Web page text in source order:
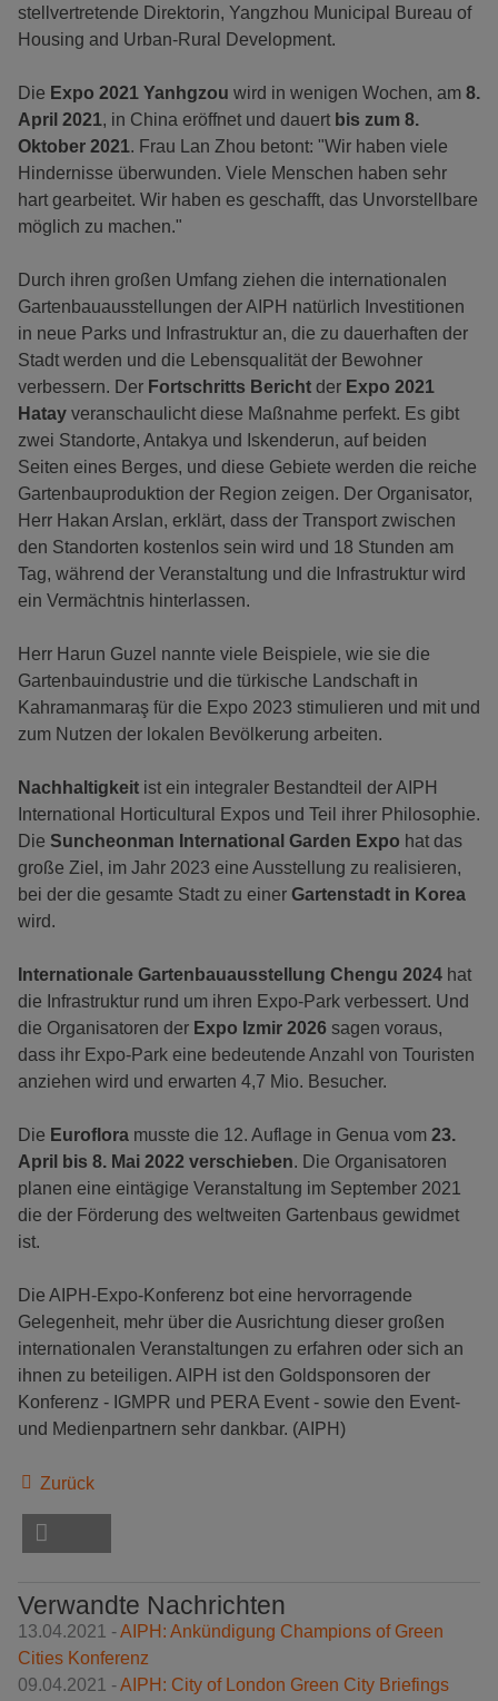
stellvertretende Direktorin, Yangzhou Municipal Bureau of
Housing and Urban-Rural Development.
Die Expo 2021 Yanhgzou wird in wenigen Wochen, am 8.
April 2021, in China eröffnet und dauert bis zum 8.
Oktober 2021. Frau Lan Zhou betont: "Wir haben viele
Hindernisse überwunden. Viele Menschen haben sehr
hart gearbeitet. Wir haben es geschafft, das Unvorstellbare
möglich zu machen."
Durch ihren großen Umfang ziehen die internationalen
Gartenbauausstellungen der AIPH natürlich Investitionen
in neue Parks und Infrastruktur an, die zu dauerhaften der
Stadt werden und die Lebensqualität der Bewohner
verbessern. Der Fortschritts Bericht der Expo 2021
Hatay veranschaulicht diese Maßnahme perfekt. Es gibt
zwei Standorte, Antakya und Iskenderun, auf beiden
Seiten eines Berges, und diese Gebiete werden die reiche
Gartenbauproduktion der Region zeigen. Der Organisator,
Herr Hakan Arslan, erklärt, dass der Transport zwischen
den Standorten kostenlos sein wird und 18 Stunden am
Tag, während der Veranstaltung und die Infrastruktur wird
ein Vermächtnis hinterlassen.
Herr Harun Guzel nannte viele Beispiele, wie sie die
Gartenbauindustrie und die türkische Landschaft in
Kahramanmaraş für die Expo 2023 stimulieren und mit und
zum Nutzen der lokalen Bevölkerung arbeiten.
Nachhaltigkeit ist ein integraler Bestandteil der AIPH
International Horticultural Expos und Teil ihrer Philosophie.
Die Suncheonman International Garden Expo hat das
große Ziel, im Jahr 2023 eine Ausstellung zu realisieren,
bei der die gesamte Stadt zu einer Gartenstadt in Korea
wird.
Internationale Gartenbauausstellung Chengu 2024 hat
die Infrastruktur rund um ihren Expo-Park verbessert. Und
die Organisatoren der Expo Izmir 2026 sagen voraus,
dass ihr Expo-Park eine bedeutende Anzahl von Touristen
anziehen wird und erwarten 4,7 Mio. Besucher.
Die Euroflora musste die 12. Auflage in Genua vom 23.
April bis 8. Mai 2022 verschieben. Die Organisatoren
planen eine eintägige Veranstaltung im September 2021
die der Förderung des weltweiten Gartenbaus gewidmet
ist.
Die AIPH-Expo-Konferenz bot eine hervorragende
Gelegenheit, mehr über die Ausrichtung dieser großen
internationalen Veranstaltungen zu erfahren oder sich an
ihnen zu beteiligen. AIPH ist den Goldsponsoren der
Konferenz - IGMPR und PERA Event - sowie den Event-
und Medienpartnern sehr dankbar. (AIPH)
Zurück
Verwandte Nachrichten
13.04.2021 -AIPH: Ankündigung Champions of Green
Cities Konferenz
09.04.2021 -AIPH: City of London Green City Briefings